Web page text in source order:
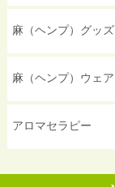
麻（ヘンプ）グッズ
麻（ヘンプ）ウェア
アロマセラピー